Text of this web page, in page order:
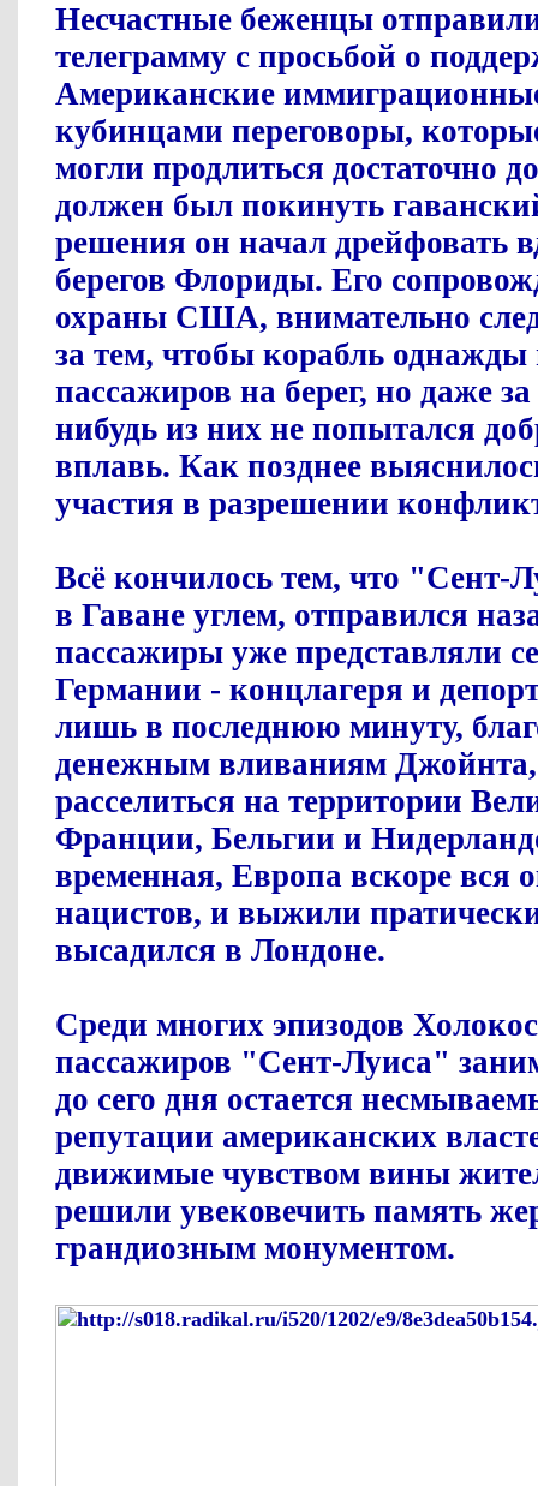
Несчастные беженцы
телеграмму с просьбой о
Американские
кубинцами переговоры,
могли продлиться достаточно
должен был покинуть
решения он начал дрейфовать
берегов Флориды. Его
охраны США, внимательно
за тем, чтобы корабль
пассажиров на берег, но даже
нибудь из них не попытался
вплавь. Как позднее
участия в разрешении
Всё кончилось тем, что "Сент-
в Гаване углем, отправился
пассажиры уже представляли
Германии - концлагеря и
лишь в последнюю минуту,
денежным вливаниям
расселиться на территории
Франции, Бельгии и
временная, Европа вскоре вся
нацистов, и выжили
высадился в Лондоне.
Среди многих эпизодов
пассажиров "Сент-Луиса"
до сего дня остается
репутации американских
движимые чувством вины
решили увековечить память
грандиозным монументом.